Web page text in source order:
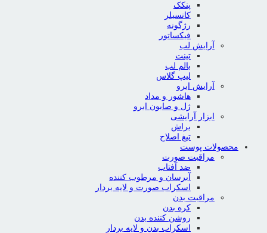
پنکک
کانسیلر
رژگونه
فیکساتور
آرایش لب
تینت
بالم لب
لیپ گلاس
آرایش ابرو
هاشور و مداد
ژل و صابون ابرو
ابزار آرایشی
براش
تیغ اصلاح
محصولات پوست
مراقبت صورت
ضد آفتاب
آبرسان و مرطوب کننده
اسکراب صورت و لایه بردار
مراقبت بدن
کره بدن
روشن کننده بدن
اسکراب بدن و لایه بردار